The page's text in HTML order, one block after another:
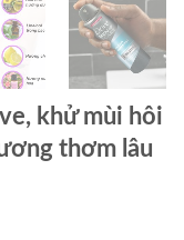
khử mùi hôi
thơm lâu